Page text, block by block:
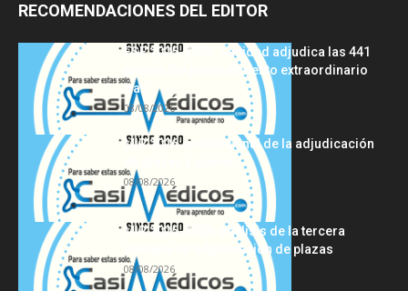
RECOMENDACIONES DEL EDITOR
FSE 2025-2026: Sanidad adjudica las 441
plazas del procedimiento extraordinario
tras...
08/08/2026
MIR 2026: análisis final de la adjudicación
de plazas y claves...
08/08/2026
MIR 2025-2026: análisis de la tercera
semana de adjudicación de plazas
08/08/2026